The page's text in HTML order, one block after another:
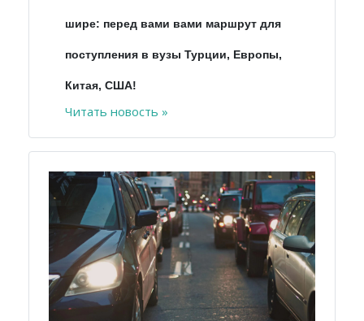
шире: перед вами вами маршрут для
поступления в вузы Турции, Европы,
Китая, США!
Читать новость »